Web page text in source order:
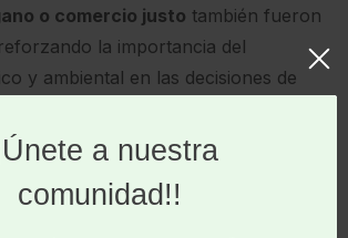
o comercio justo también fueron
la importancia del
y ambiental en las decisiones de
una plataforma para lanzar productos
feria sirve como termómetro para